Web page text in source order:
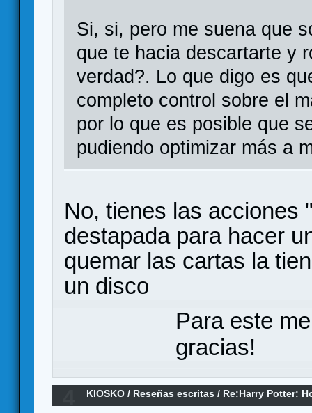
Si, si, pero me suena que
que te hacia descartarte y
verdad?. Lo que digo es
completo control sobre el
por lo que es posible que
pudiendo optimizar más a
No, tienes las acciones
destapada para hacer
quemar las cartas la
un disco
Para este
gracias!
KIOSKO / Reseñas escritas / Re:Harry Potter: